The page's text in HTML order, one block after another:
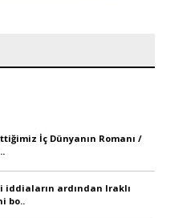
İç Dünyanın Romanı /
iddiaların ardından Iraklı
bo..